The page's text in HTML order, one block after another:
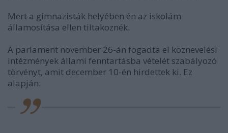
Mert a gimnazisták helyében én az iskolám
államosítása ellen tiltakoznék.
A parlament november 26-án fogadta el köznevelési
intézmények állami fenntartásba vételét szabályozó
törvényt, amit december 10-én hirdettek ki. Ez
alapján: